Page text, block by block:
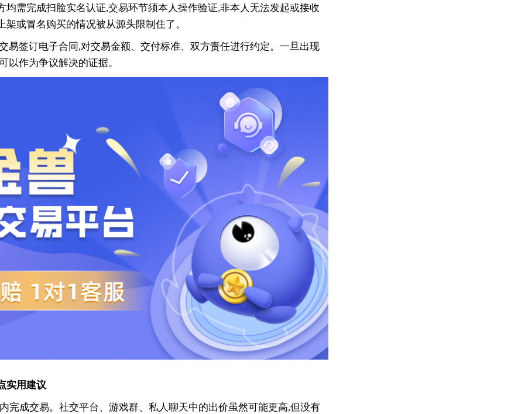
均需完成扫脸实名认证,交易环节须本人操作验证,非本人无法发起或接收
架或冒名购买的情况被从源头限制住了。
易签订电子合同,对交易金额、交付标准、双方责任进行约定。一旦出现
以作为争议解决的证据。
实用建议
完成交易。社交平台、游戏群、私人聊天中的出价虽然可能更高,但没有